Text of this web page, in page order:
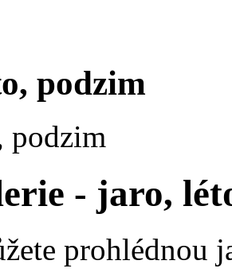
podzim
podzim
- jaro,
prohlédnou